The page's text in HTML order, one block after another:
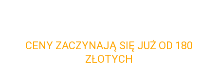
CENY ZACZYNAJĄ SIĘ JUŻ OD 180
ZŁOTYCH